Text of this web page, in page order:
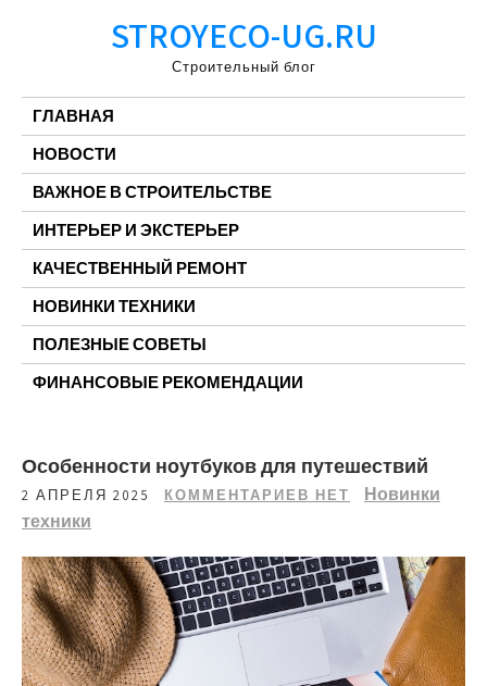
STROYECO-UG.RU
Строительный блог
ГЛАВНАЯ
НОВОСТИ
ВАЖНОЕ В СТРОИТЕЛЬСТВЕ
ИНТЕРЬЕР И ЭКСТЕРЬЕР
КАЧЕСТВЕННЫЙ РЕМОНТ
НОВИНКИ ТЕХНИКИ
ПОЛЕЗНЫЕ СОВЕТЫ
ФИНАНСОВЫЕ РЕКОМЕНДАЦИИ
Особенности ноутбуков для путешествий
2 АПРЕЛЯ 2025 КОММЕНТАРИЕВ НЕТ
Новинки
техники